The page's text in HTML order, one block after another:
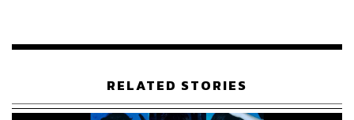
มีไข้สูงอยู่หลายวัน จนเมื่อร่างกายฟื้นฟูกลับมาแข็งแรงดี
โบกอม ที่แปลว่าดาบอันล้ำค่าRELATED STORIES